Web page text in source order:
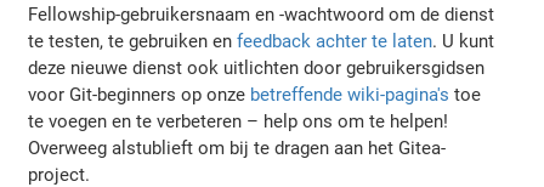
Fellowship-gebruikersnaam en -wachtwoord om de dienst
te testen, te gebruiken enfeedback achter te laten. U kunt
deze nieuwe dienst ook uitlichten door gebruikersgidsen
voor Git-beginners op onze betreffende wiki-pagina's toe
te voegen en te verbeteren – help ons om te helpen!
Overweeg alstublieft om bij te dragen aan het Gitea-
project.